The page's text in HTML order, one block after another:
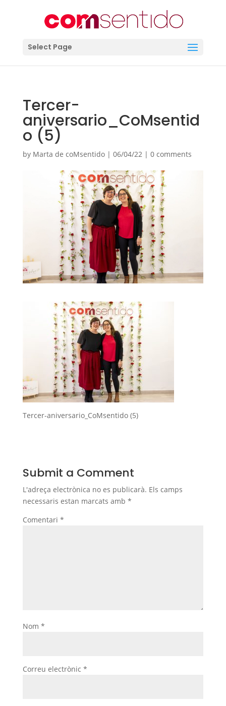
Select Page
Tercer-
aniversario_CoMsentid
o (5)
by Marta de coMsentido| 06/04/22| 0 comments
Tercer-aniversario_CoMsentido (5)
Submit a Comment
L'adreça electrònica no es publicarà. Els camps
necessaris estan marcats amb *
Comentari *
Nom *
Correu electrònic *